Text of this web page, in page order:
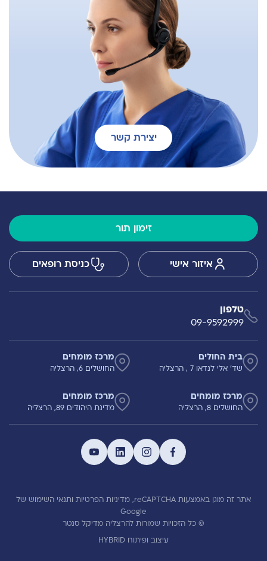
יצירת קשר
זימון תור
איזור אישי כניסת רופאים
טלפון
09-9592999
בית החולים
שד' אלי לנדאו 7 , הרצליה
מרכז מומחים
החושלים 6, הרצליה
מרכז מומחים
החושלים 8, הרצליה
מרכז מומחים
מדינת היהודים 89, הרצליה
אתר זה מוגן באמצעות reCAPTCHA, מדיניות הפרטיות ותנאי השימוש של
Google
© כל הזכויות שמורות להרצליה מדיקל סנטר
עיצוב ופיתוח HYBRID